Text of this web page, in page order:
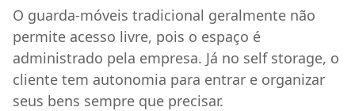
O guarda-móveis tradicional geralmente não
permite acesso livre, pois o espaço é
administrado pela empresa. Já no self storage, o
cliente tem autonomia para entrar e organizar
seus bens sempre que precisar.